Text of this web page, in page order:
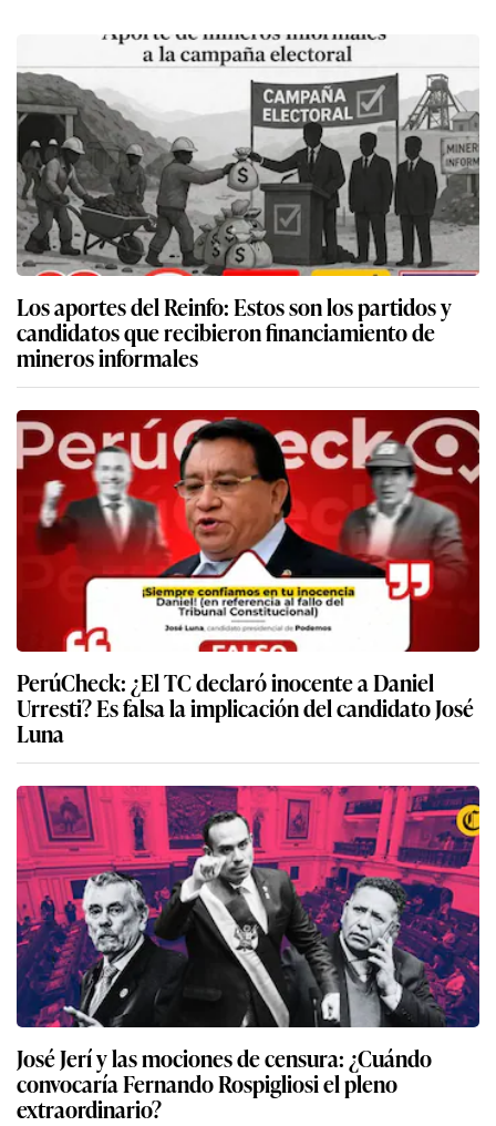
Los aportes del Reinfo: Estos son los partidos y
candidatos que recibieron financiamiento de
mineros informales
PerúCheck: ¿El TC declaró inocente a Daniel
Urresti? Es falsa la implicación del candidato José
Luna
José Jerí y las mociones de censura: ¿Cuándo
convocaría Fernando Rospigliosi el pleno
extraordinario?